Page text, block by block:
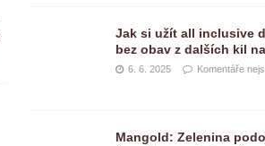
Jak si užít all inclusive
bez obav z dalších kil
6. 6. 2025 Komentáře
Mangold: Zelenina